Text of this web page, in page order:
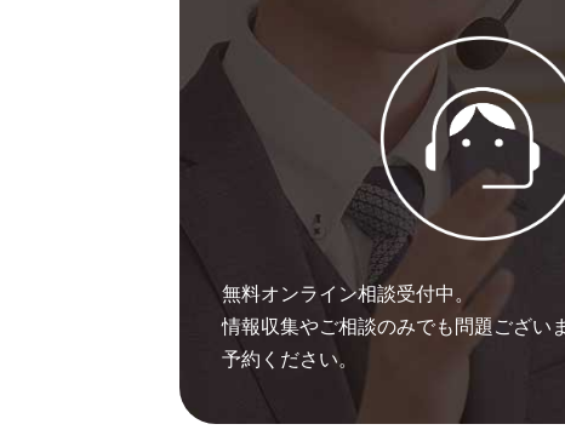
無料オンライン相談受付中。
情報収集やご相談のみでも問題ござい
予約ください。